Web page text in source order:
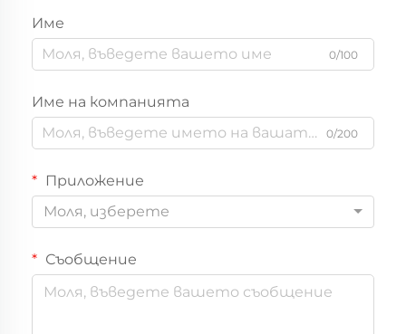
Име
0/100
Име на компанията
0/200
Приложение
Моля, изберете
Съобщение